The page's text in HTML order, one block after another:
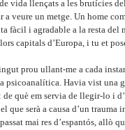
vida llençats a les brutícies
a veure un metge. Un home
fàcil i agradable a la resta del
capitals d’Europa, i tu et
prou ullant-me a cada
psicoanalítica. Havia vist una
què em servia de llegir-lo i
que serà a causa d’un
mai res d’espantós, allò